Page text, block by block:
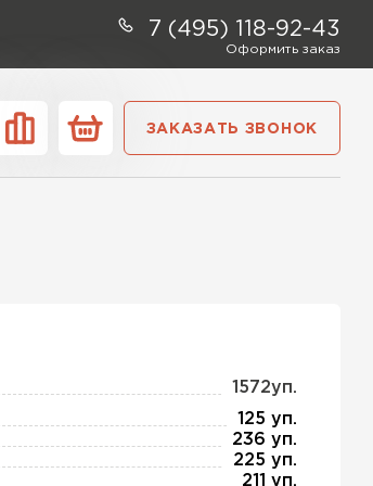
7 (495) 118-92-43
Оформить заказ
ЗАКАЗАТЬ ЗВОНОК
1572уп.
125 уп.
236 уп.
225 уп.
211 уп.
Контакты